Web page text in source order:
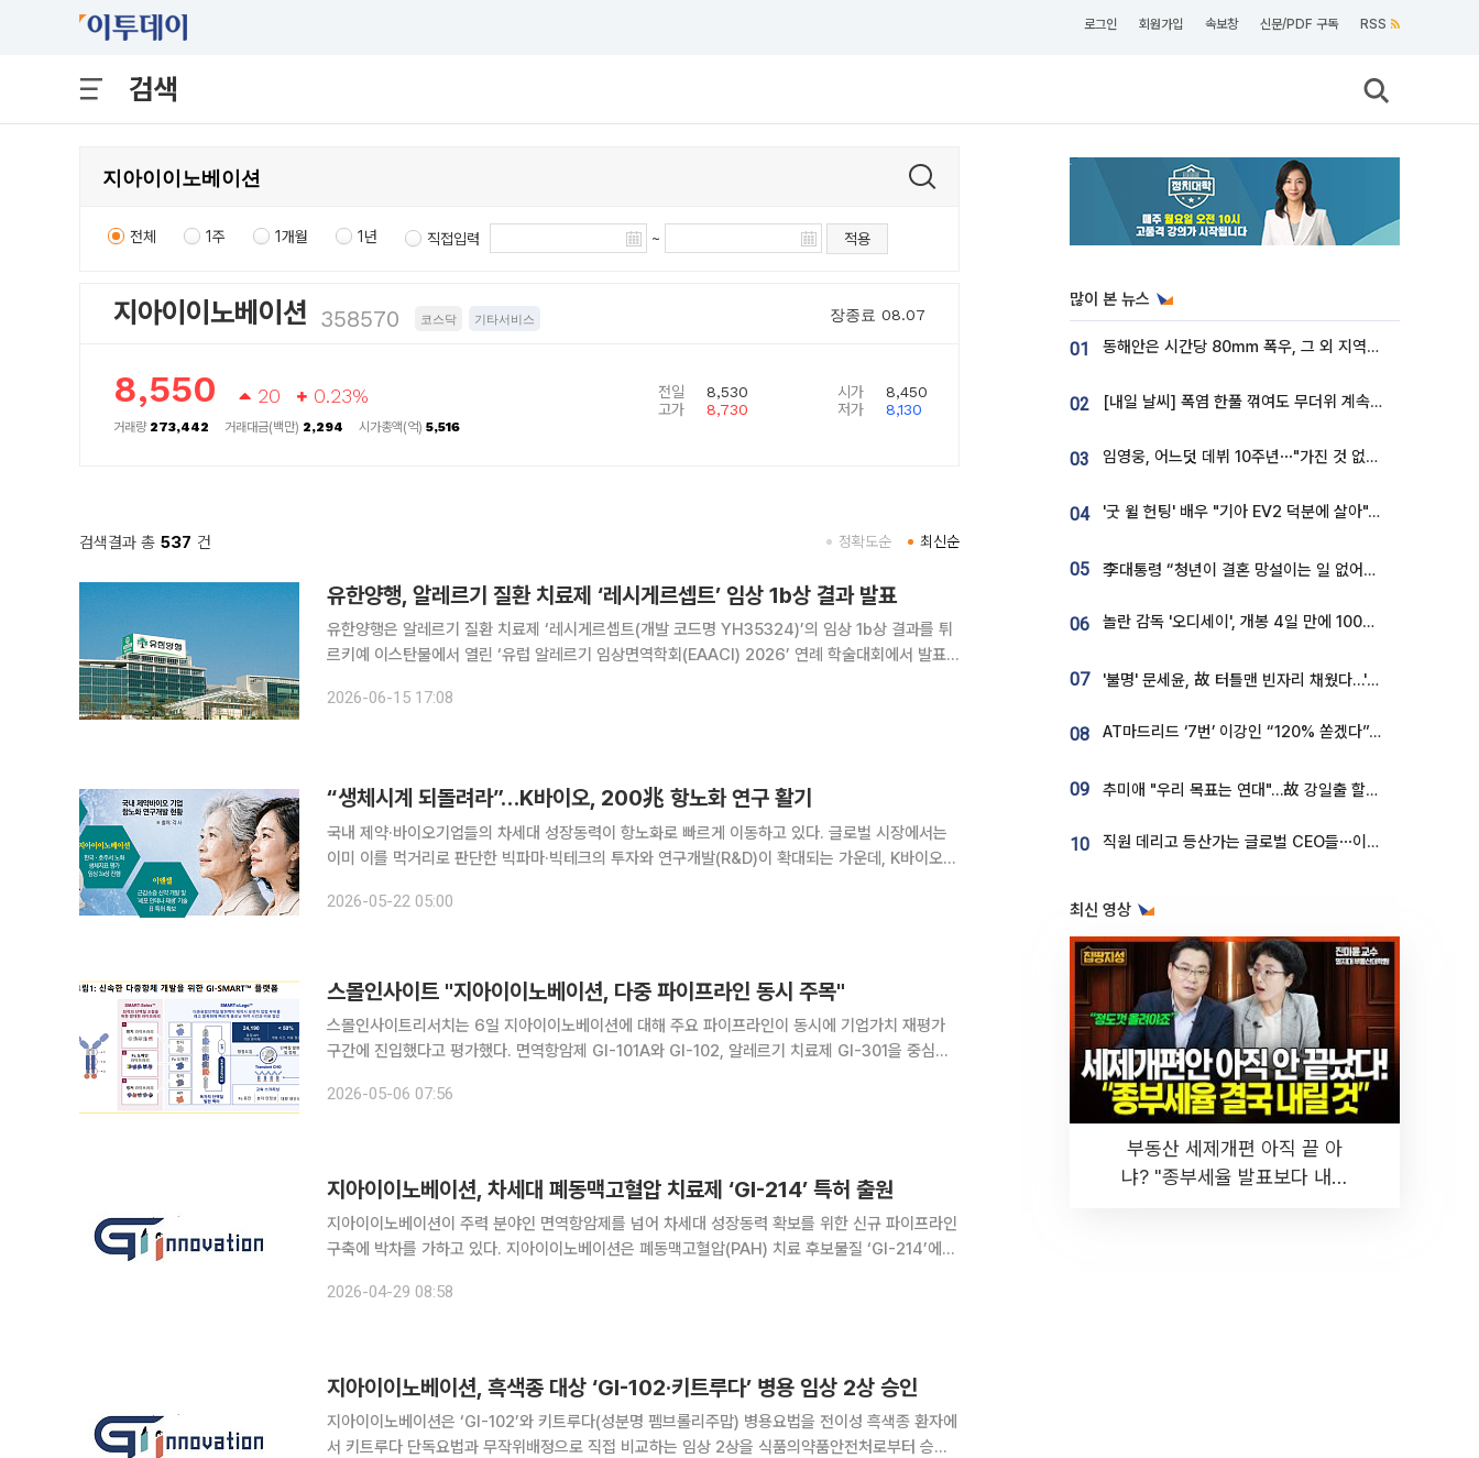
로그인 회원가입 속보창 신문/PDF 구독 RSS
검색
전체 1주 1개월 1년 직접입력 ~ 적용
지아이이노베이션 358570 코스닥 기타서비스 장종료 08.07
8,550 20 0.23%
거래량 273,442 거래대금(백만) 2,294 시가총액(억) 5,516
전일
8,530
고가
8,730
시가
8,450
저가
8,130
검색결과 총 537 건 최신순
정확도순
유한양행, 알레르기 질환 치료제 ‘레시게르셉트’ 임상 1b상 결과 발표
유한양행은 알레르기 질환 치료제 ‘레시게르셉트(개발 코드명 YH35324)’의 임상 1b상 결과를 튀
르키예 이스탄불에서 열린 ‘유럽 알레르기 임상면역학회(EAACI) 2026’ 연례 학술대회에서 발표
IgETrap-Fc 융합단백질 신약 후보 물질이다.
2026-06-15 17:08
“생체시계 되돌려라”…K바이오, 200兆 항노화 연구 활기
국내 제약·바이오기업들의 차세대 성장동력이 항노화로 빠르게 이동하고 있다. 글로벌 시장에서는
이미 이를 먹거리로 판단한 빅파마·빅테크의 투자와 연구개발(R&D)이 확대되는 가운데, K바이오도
크놀로지스의 핵심 기술을 확보하고 노화 질환 치료제 개발에 본격 착
2026-05-22 05:00
스몰인사이트 "지아이이노베이션, 다중 파이프라인 동시 주목"
스몰인사이트리서치는 6일 지아이이노베이션에 대해 주요 파이프라인이 동시에 기업가치 재평가
구간에 진입했다고 평가했다. 면역항암제 GI-101A와 GI-102, 알레르기 치료제 GI-301을 중심으
2026-05-06 07:56
지아이이노베이션, 차세대 폐동맥고혈압 치료제 ‘GI-214’ 특허 출원
지아이이노베이션이 주력 분야인 면역항암제를 넘어 차세대 성장동력 확보를 위한 신규 파이프라인
구축에 박차를 가하고 있다. 지아이이노베이션은 폐동맥고혈압(PAH) 치료 후보물질 ‘GI-214’에
MSD의 소타터셉트(sotatercept)와 같은 질병 원인
2026-04-29 08:58
지아이이노베이션, 흑색종 대상 ‘GI-102‧키트루다’ 병용 임상 2상 승인
지아이이노베이션은 ‘GI-102’와 키트루다(성분명 펨브롤리주맙) 병용요법을 전이성 흑색종 환자에
서 키트루다 단독요법과 무작위배정으로 직접 비교하는 임상 2상을 식품의약품안전처로부터 승인
많이 본 뉴스
01 동해안은 시간당 80㎜ 폭우, 그 외 지역은 폭염…‘극과 극 날씨’
02 [내일 날씨] 폭염 한풀 꺾여도 무더위 계속⋯동해안 이틀 연속 비
03 임영웅, 어느덧 데뷔 10주년⋯"가진 것 없던 시절, 내 앞엔 20명의 팬뿐"
04 '굿 윌 헌팅' 배우 "기아 EV2 덕분에 살아"…교통사고 후 안전성 극찬
05 李대통령 “청년이 결혼 망설이는 일 없어야...제도상 불이익 조사”
06 놀란 감독 '오디세이', 개봉 4일 만에 100만 돌파⋯'왕사남' 보다 빠르다
07 '불명' 문세윤, 故 터틀맨 빈자리 채웠다…'거북이' 눈물의 최종 우승
08 AT마드리드 ‘7번’ 이강인 “120% 쏟겠다”⋯시메오네 감독 “필요한 선수”
09 추미애 "우리 목표는 연대"…故 강일출 할머니 흉상 제막
10 직원 데리고 등산가는 글로벌 CEO들⋯이유 있었네
최신 영상
부동산 세제개편 아직 끝 아
냐? "종부세율 발표보다 내릴